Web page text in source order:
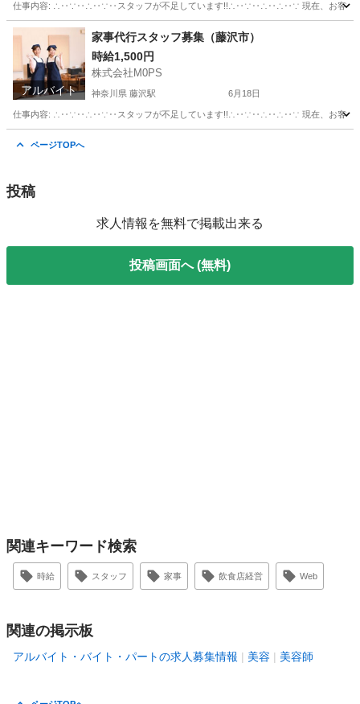
仕事内容: ∴‥∵‥∴‥∵‥スタッフが不足しています!!∴‥∵‥∴‥∴‥∵ 現在、お客様から多
東京 文京区 湯島駅 その他 スタッフ
アルバイト
家事代行スタッフ募集（藤沢市）
時給1,500円
株式会社M0PS
神奈川県 藤沢駅 6月18日
仕事内容: ∴‥∵‥∴‥∵‥スタッフが不足しています!!∴‥∵‥∴‥∴‥∵ 現在、お客様から多
ページTOPへ
投稿
求人情報を無料で掲載出来る
投稿画面へ (無料)
関連キーワード検索
時給 スタッフ 家事 飲食店経営 Web
関連の掲示板
アルバイト・バイト・パートの求人募集情報 美容 美容師